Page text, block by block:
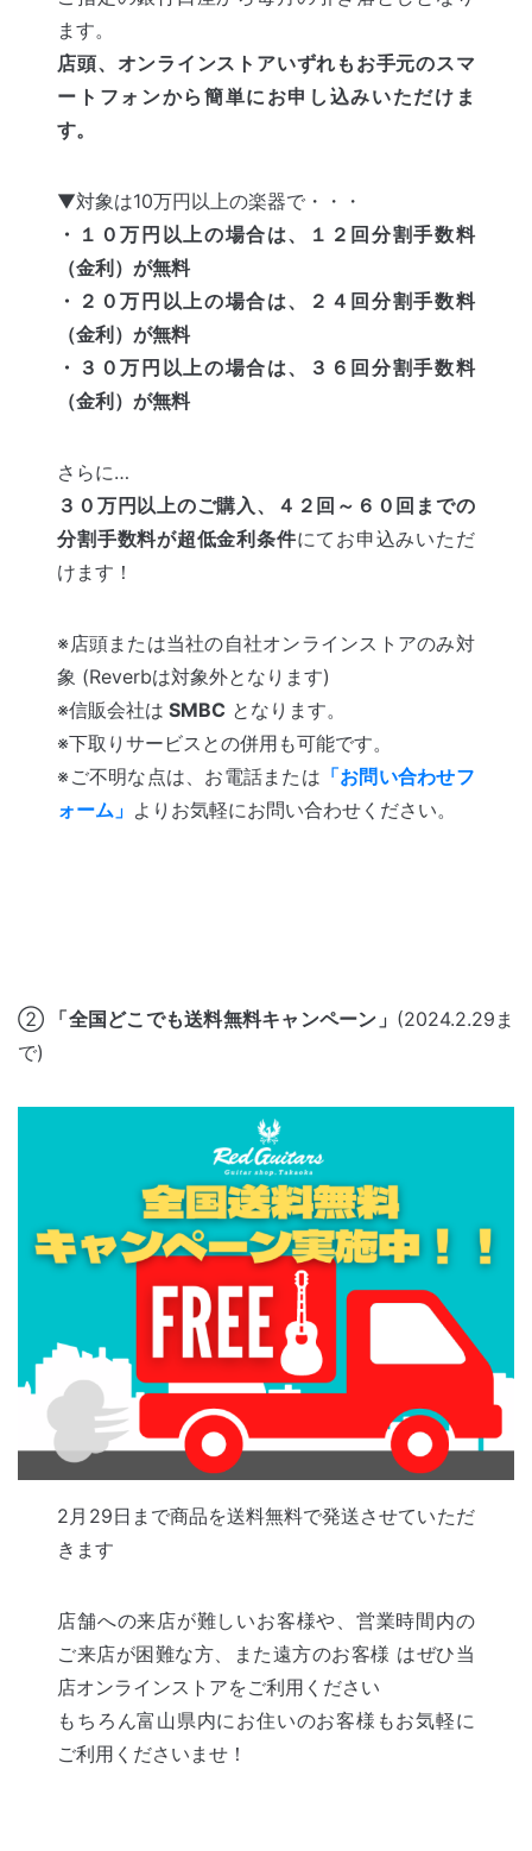
ます。
店頭、オンラインストアいずれもお手元のスマ
ートフォンから簡単にお申し込みいただけま
す。
▼対象は10万円以上の楽器で・・・
・１０万円以上の場合は、１２回分割手数料
（金利）が無料
・２０万円以上の場合は、２４回分割手数料
（金利）が無料
・３０万円以上の場合は、３６回分割手数料
（金利）が無料
さらに…
３０万円以上のご購入、４２回～６０回までの
分割手数料が超低金利条件にてお申込みいただ
けます！
※店頭または当社の自社オンラインストアのみ対
象 (Reverbは対象外となります)
※信販会社は SMBC となります。
※下取りサービスとの併用も可能です。
※ご不明な点は、お電話または 「お問い合わせフ
ォーム」 よりお気軽にお問い合わせください。
② 「全国どこでも送料無料キャンペーン」 (2024.2.29ま
で)
2月29日まで商品を送料無料で発送させていただ
きます
店舗への来店が難しいお客様や、営業時間内の
ご来店が困難な方、また遠方のお客様 はぜひ当
店オンラインストアをご利用ください
もちろん富山県内にお住いのお客様もお気軽に
ご利用くださいませ！